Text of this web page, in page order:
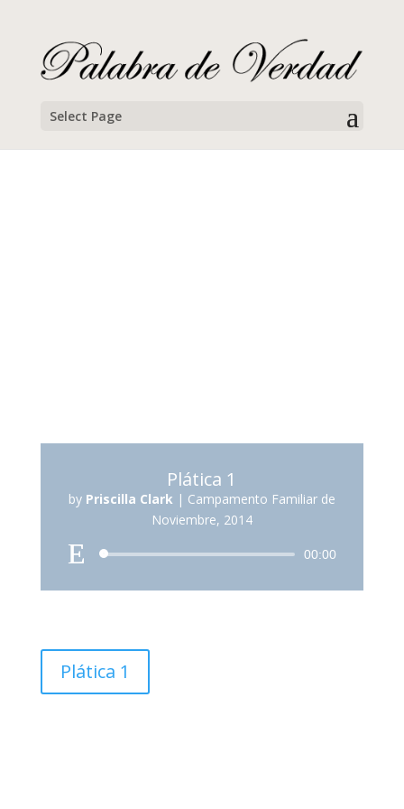
Select Page
Plática 1
by Priscilla Clark| Campamento Familiar de
Noviembre, 2014
Reproductor
audio
00:00
Plática 1